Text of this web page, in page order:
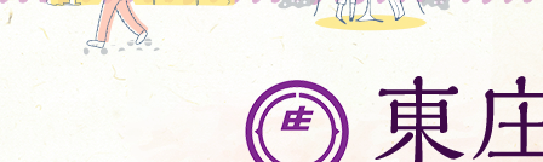
東
庄